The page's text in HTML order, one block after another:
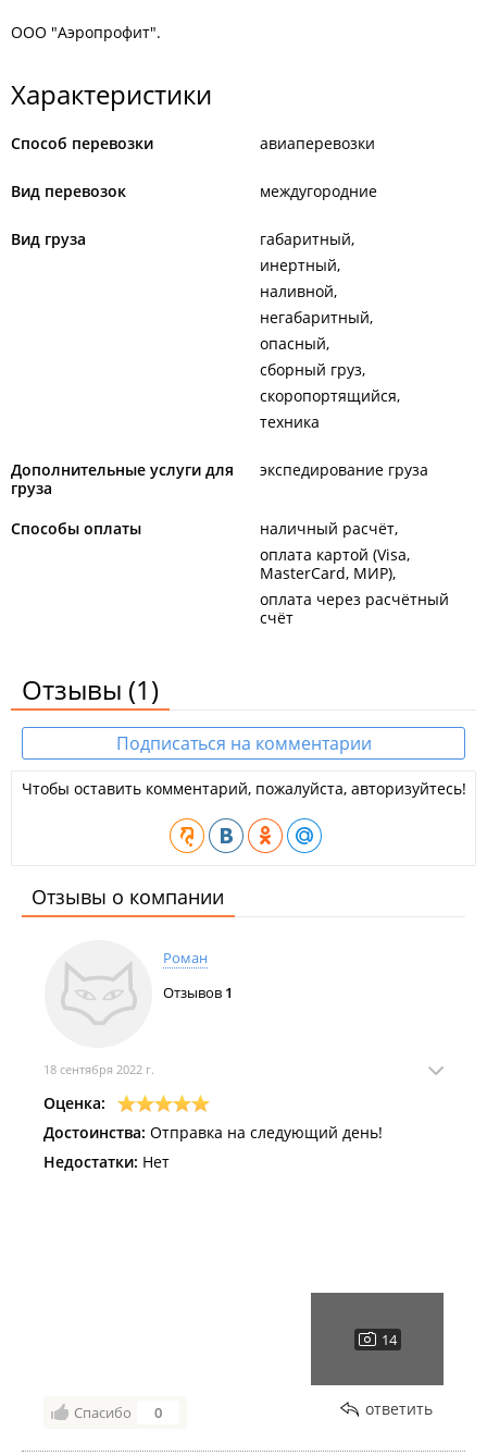
ООО "Аэропрофит".
Характеристики
Способ перевозки авиаперевозки
Вид перевозок междугородние
Вид груза
габаритный
инертный
наливной
негабаритный
опасный
сборный груз
скоропортящийся
техника
Дополнительные услуги для
груза
экспедирование груза
Способы оплаты
наличный расчёт
оплата картой (Visa,
MasterCard, МИР)
оплата через расчётный
счёт
Отзывы (1)
Подписаться на комментарии
Чтобы оставить комментарий, пожалуйста, авторизуйтесь!
Отзывы о компании
Роман
Отзывов 1
18 сентября 2022 г.
Оценка:
Достоинства: Отправка на следующий день!
Недостатки: Нет
Спасибо 0 ответить